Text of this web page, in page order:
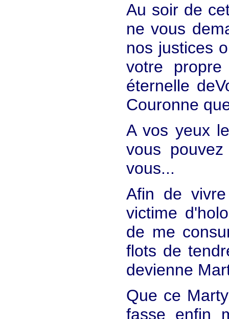
Au soir de
ne vous
nos justices
votre
éternelle
Couronne
A vos yeux
vous
vous...
Afin de
victime
de me
flots de
devienne
Que ce
fasse enfin